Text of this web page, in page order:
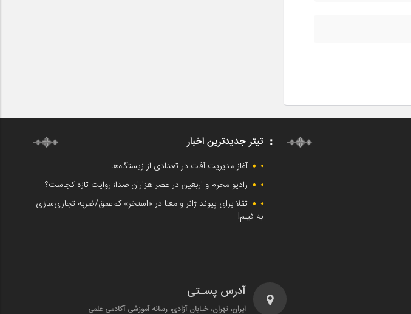
تیتر جدیدترین اخبار
آغاز مدیریت آفات در تعدادی از زیستگاه‌ها
رادیو محرم و اربعین در عصر هزاران صدا؛ روایت تازه کجاست؟
تقلا برای پیوند ژانر و معنا در «استخر» کم‌عمق/ضربه تجاری‌سازی
به فیلم!
آدرس پسـتی
ایران، تهران، خیابان آزادی، رسانه آموزشی آکادمی علمی